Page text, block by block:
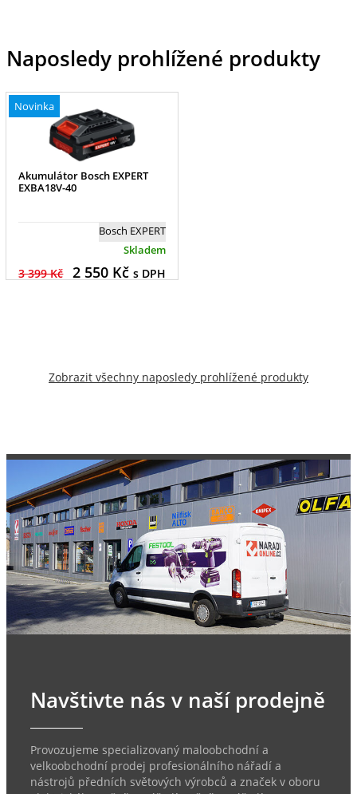
Naposledy prohlížené produkty
Novinka
Akumulátor Bosch EXPERT
EXBA18V-40
Bosch EXPERT
Skladem
3 399 Kč 2 550Kč s DPH
Zobrazit všechny naposledy prohlížené produkty
Navštivte nás v naší prodejně
Provozujeme specializovaný maloobchodní a
velkoobchodní prodej profesionálního nářadí a
nástrojů předních světových výrobců a značek v oboru